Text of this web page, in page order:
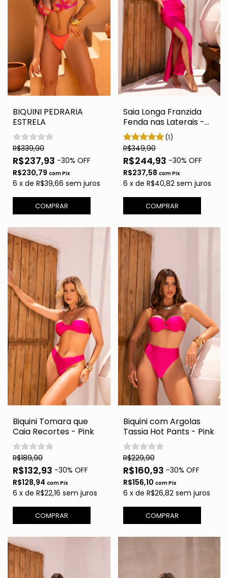
BIQUINI PEDRARIA
ESTRELA
R$339,90
R$237,93 -30% OFF
R$230,79 comPix
6 x de R$39,66 sem juros
COMPRAR
Saia Longa Franzida
Fenda nas Laterais -
Pink
(1)
R$349,90
R$244,93 -30% OFF
R$237,58 comPix
6 x de R$40,82 sem juros
COMPRAR
Biquini Tomara que
Caia Recortes - Pink
R$189,90
R$132,93 -30% OFF
R$128,94 comPix
6 x de R$22,16 sem juros
COMPRAR
Biquini com Argolas
Tassia Hot Pants - Pink
R$229,90
R$160,93 -30% OFF
R$156,10 comPix
6 x de R$26,82 sem juros
COMPRAR